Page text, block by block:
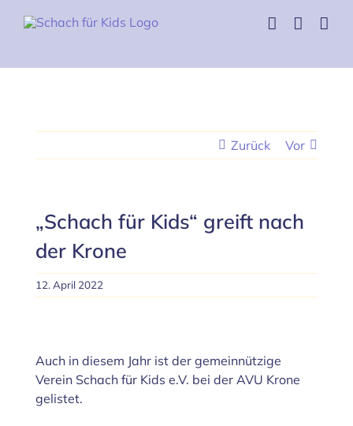
Zurück Vor
„Schach für Kids“ greift nach
der Krone
12. April 2022
Bild
Auch in diesem Jahr ist der gemeinnützige
Verein Schach für Kids e.V. bei der AVU Krone
gelistet.